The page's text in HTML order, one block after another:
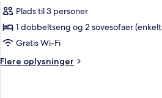
Large
Side
Sea
Plads til 3 personer
1 dobbeltseng og 2 sovesofaer
Gratis Wi-Fi
Flere oplysninger
Flere